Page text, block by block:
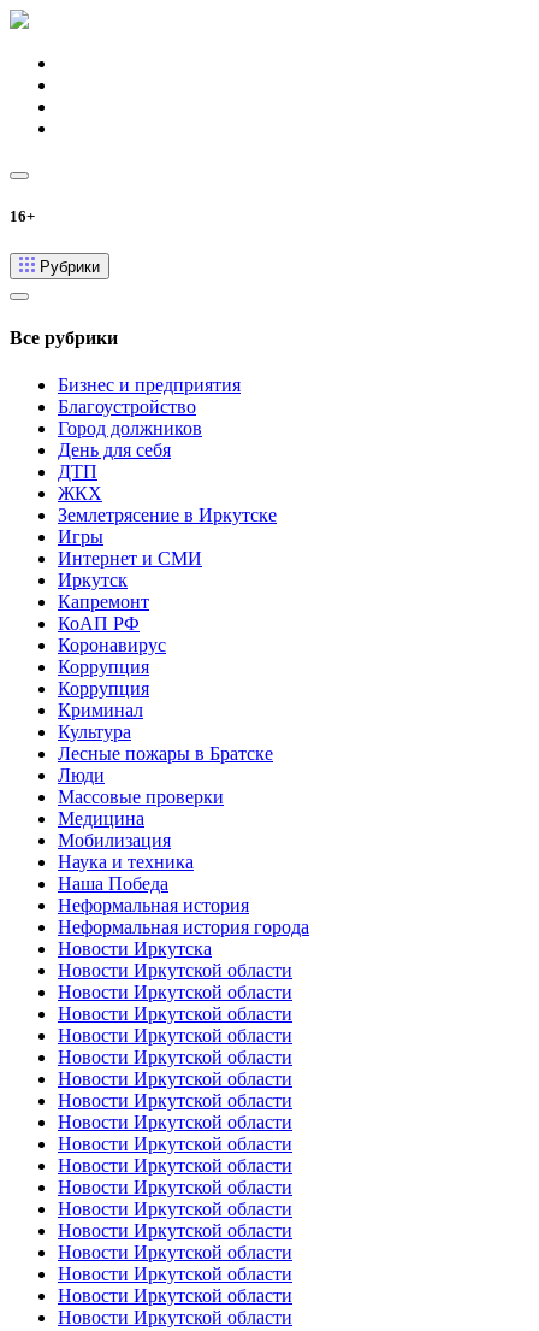
16+
Рубрики
Все рубрики
Бизнес и предприятия
Благоустройство
Город должников
День для себя
ДТП
ЖКХ
Землетрясение в Иркутске
Игры
Интернет и СМИ
Иркутск
Капремонт
КоАП РФ
Коронавирус
Коррупция
Коррупция
Криминал
Культура
Лесные пожары в Братске
Люди
Массовые проверки
Медицина
Мобилизация
Наука и техника
Наша Победа
Неформальная история
Неформальная история города
Новости Иркутска
Новости Иркутской области
Новости Иркутской области
Новости Иркутской области
Новости Иркутской области
Новости Иркутской области
Новости Иркутской области
Новости Иркутской области
Новости Иркутской области
Новости Иркутской области
Новости Иркутской области
Новости Иркутской области
Новости Иркутской области
Новости Иркутской области
Новости Иркутской области
Новости Иркутской области
Новости Иркутской области
Новости Иркутской области